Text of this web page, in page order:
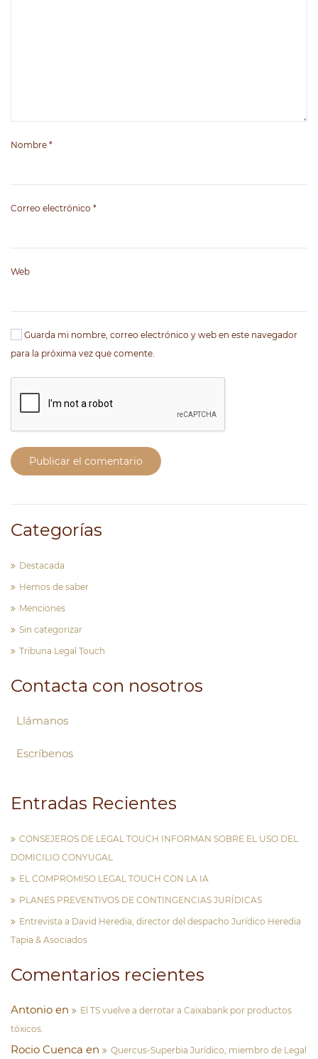
Nombre *
Correo electrónico *
Web
Guarda mi nombre, correo electrónico y web en este navegador
para la próxima vez que comente.
Publicar el comentario
Categorías
Destacada
Hemos de saber
Menciones
Sin categorizar
Tribuna Legal Touch
Contacta con nosotros
Llámanos
Escríbenos
Entradas Recientes
CONSEJEROS DE LEGAL TOUCH INFORMAN SOBRE EL USO DEL
DOMICILIO CONYUGAL
EL COMPROMISO LEGAL TOUCH CON LA IA
PLANES PREVENTIVOS DE CONTINGENCIAS JURÍDICAS
Entrevista a David Heredia, director del despacho Jurídico Heredia
Tapia & Asociados
Comentarios recientes
Antonio en
El TS vuelve a derrotar a Caixabank por productos
tóxicos.
Rocio Cuenca en Quercus-Superbia Jurídico, miembro de Legal